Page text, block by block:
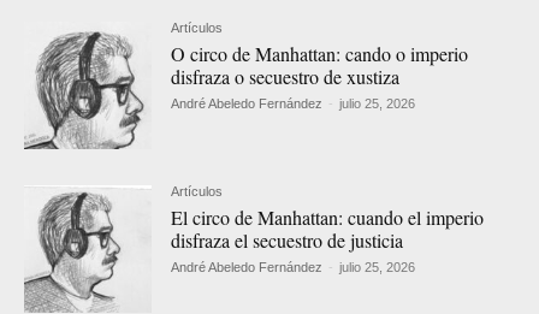
Artículos
O circo de Manhattan: cando o imperio
disfraza o secuestro de xustiza
André Abeledo Fernández - julio 25, 2026
Artículos
El circo de Manhattan: cuando el imperio
disfraza el secuestro de justicia
André Abeledo Fernández - julio 25, 2026